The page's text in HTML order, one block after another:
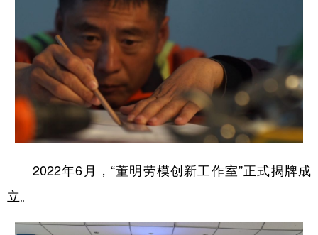
2022年6月，“董明劳模创新工作室”正式揭牌成
立。